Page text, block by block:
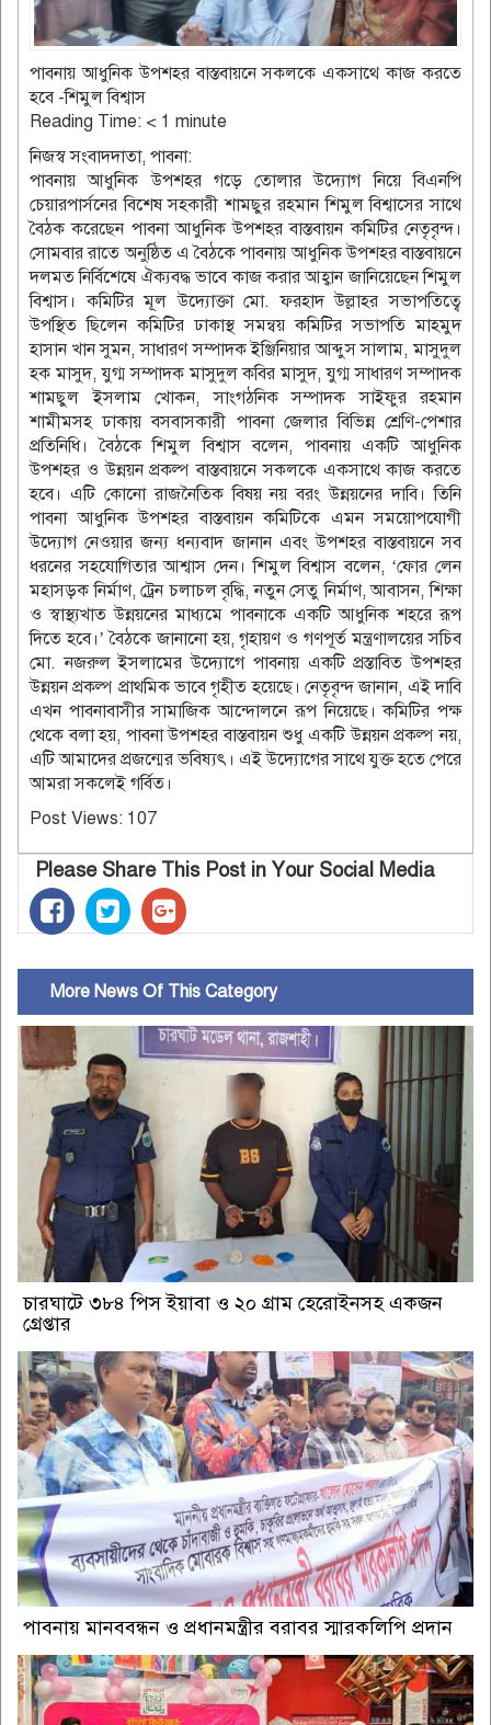
পাবনায় আধুনিক উপশহর বাস্তবায়নে সকলকে একসাথে কাজ করতে
হবে -শিমুল বিশ্বাস
Reading Time: < 1 minute
নিজস্ব সংবাদদাতা, পাবনা:
পাবনায় আধুনিক উপশহর গড়ে তোলার উদ্যোগ নিয়ে বিএনপি
চেয়ারপার্সনের বিশেষ সহকারী শামছুর রহমান শিমুল বিশ্বাসের সাথে
বৈঠক করেছেন পাবনা আধুনিক উপশহর বাস্তবায়ন কমিটির নেতৃবৃন্দ।
সোমবার রাতে অনুষ্ঠিত এ বৈঠকে পাবনায় আধুনিক উপশহর বাস্তবায়নে
দলমত নির্বিশেষে ঐক্যবদ্ধ ভাবে কাজ করার আহ্বান জানিয়েছেন শিমুল
বিশ্বাস। কমিটির মূল উদ্যোক্তা মো. ফরহাদ উল্লাহর সভাপতিত্বে
উপস্থিত ছিলেন কমিটির ঢাকাস্থ সমন্বয় কমিটির সভাপতি মাহমুদ
হাসান খান সুমন, সাধারণ সম্পাদক ইঞ্জিনিয়ার আব্দুস সালাম, মাসুদুল
হক মাসুদ, যুগ্ম সম্পাদক মাসুদুল কবির মাসুদ, যুগ্ম সাধারণ সম্পাদক
শামছুল ইসলাম খোকন, সাংগঠনিক সম্পাদক সাইফুর রহমান
শামীমসহ ঢাকায় বসবাসকারী পাবনা জেলার বিভিন্ন শ্রেণি-পেশার
প্রতিনিধি। বৈঠকে শিমুল বিশ্বাস বলেন, পাবনায় একটি আধুনিক
উপশহর ও উন্নয়ন প্রকল্প বাস্তবায়নে সকলকে একসাথে কাজ করতে
হবে। এটি কোনো রাজনৈতিক বিষয় নয় বরং উন্নয়নের দাবি। তিনি
পাবনা আধুনিক উপশহর বাস্তবায়ন কমিটিকে এমন সময়োপযোগী
উদ্যোগ নেওয়ার জন্য ধন্যবাদ জানান এবং উপশহর বাস্তবায়নে সব
ধরনের সহযোগিতার আশ্বাস দেন। শিমুল বিশ্বাস বলেন, ‘ফোর লেন
মহাসড়ক নির্মাণ, ট্রেন চলাচল বৃদ্ধি, নতুন সেতু নির্মাণ, আবাসন, শিক্ষা
ও স্বাস্থ্যখাত উন্নয়নের মাধ্যমে পাবনাকে একটি আধুনিক শহরে রূপ
দিতে হবে।’ বৈঠকে জানানো হয়, গৃহায়ণ ও গণপূর্ত মন্ত্রণালয়ের সচিব
মো. নজরুল ইসলামের উদ্যোগে পাবনায় একটি প্রস্তাবিত উপশহর
উন্নয়ন প্রকল্প প্রাথমিক ভাবে গৃহীত হয়েছে। নেতৃবৃন্দ জানান, এই দাবি
এখন পাবনাবাসীর সামাজিক আন্দোলনে রূপ নিয়েছে। কমিটির পক্ষ
থেকে বলা হয়, পাবনা উপশহর বাস্তবায়ন শুধু একটি উন্নয়ন প্রকল্প নয়,
এটি আমাদের প্রজন্মের ভবিষ্যৎ। এই উদ্যোগের সাথে যুক্ত হতে পেরে
আমরা সকলেই গর্বিত।
Post Views: 107
Please Share This Post in Your Social Media
More News Of This Category
চারঘাটে ৩৮৪ পিস ইয়াবা ও ২০ গ্রাম হেরোইনসহ একজন
গ্রেপ্তার
পাবনায় মানববন্ধন ও প্রধানমন্ত্রীর বরাবর স্মারকলিপি প্রদান